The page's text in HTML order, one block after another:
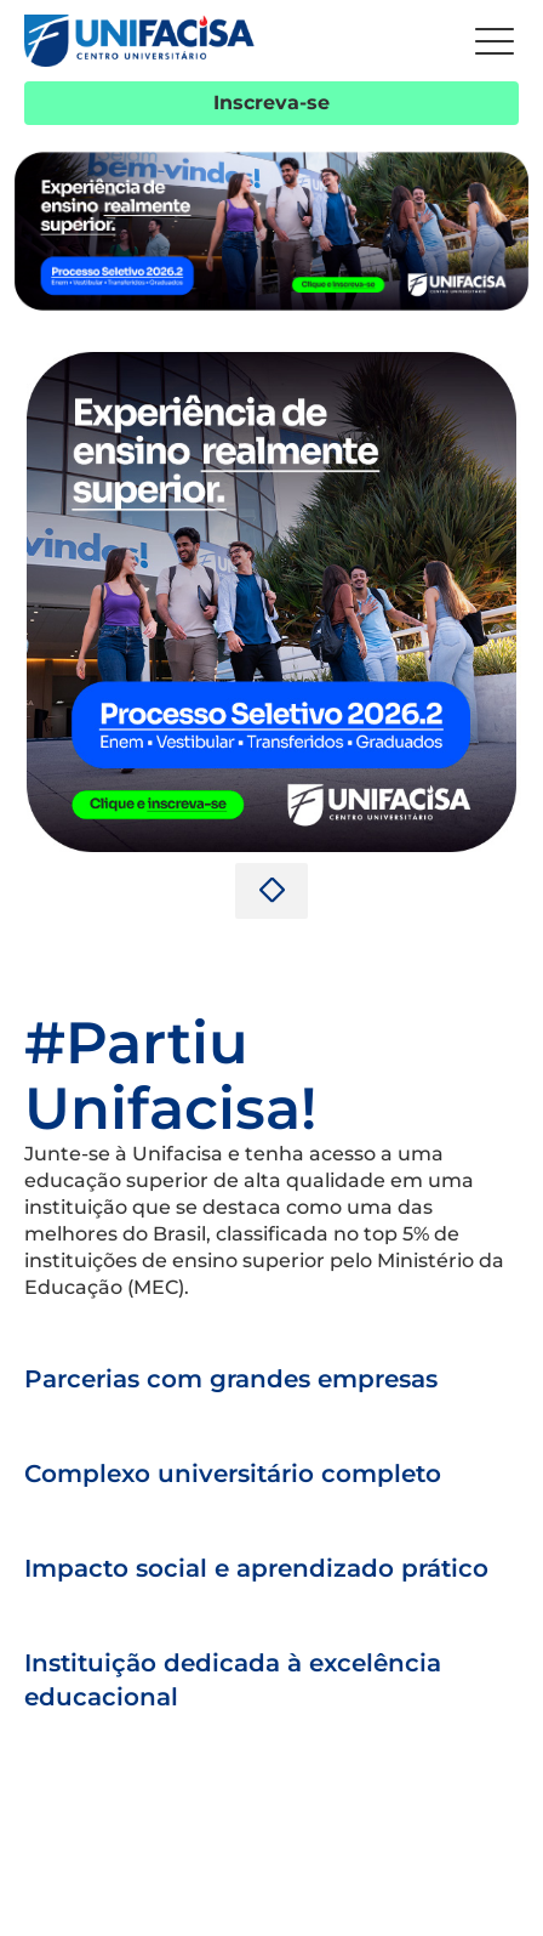
Inscreva-se
#Partiu
Unifacisa!
Junte-se à Unifacisa e tenha acesso a uma
educação superior de alta qualidade em uma
instituição que se destaca como uma das
melhores do Brasil, classificada no top 5% de
instituições de ensino superior pelo Ministério da
Educação (MEC).
Parcerias com grandes empresas
Complexo universitário completo
Impacto social e aprendizado prático
Instituição dedicada à excelência
educacional